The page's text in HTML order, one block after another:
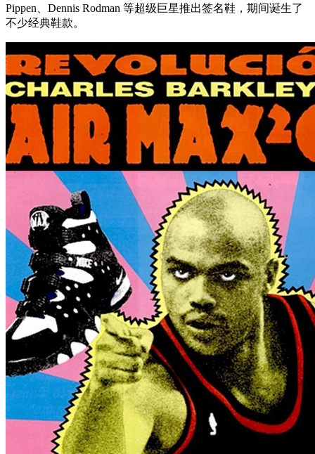
Pippen、Dennis Rodman 等超级巨星推出签名鞋，期间诞生了
不少经典鞋款。